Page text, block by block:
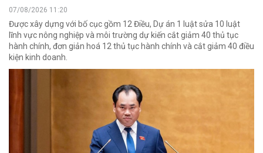
07/08/2026 11:20
Được xây dựng với bố cục gồm 12 Điều, Dự án 1 luật sửa 10 luật
lĩnh vực nông nghiệp và môi trường dự kiến cắt giảm 40 thủ tục
hành chính, đơn giản hoá 12 thủ tục hành chính và cắt giảm 40 điều
kiện kinh doanh.